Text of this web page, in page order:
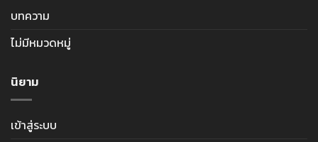
บทความ
ไม่มีหมวดหมู่
นิยาม
เข้าสู่ระบบ